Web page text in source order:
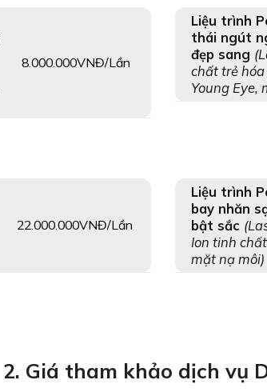
8.000.000VNĐ/Lần
Liệu trình
thái ngút
đẹp sang
chất trẻ
Young Eye,
22.000.000VNĐ/Lần
Liệu trình
bay nhăn
bật sắc
Ion tinh
mặt nạ môi)
2. Giá tham khảo dịch vụ